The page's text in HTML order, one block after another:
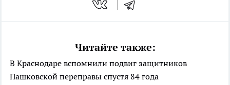
Читайте также:
В Краснодаре вспомнили подвиг защитников
Пашковской переправы спустя 84 года